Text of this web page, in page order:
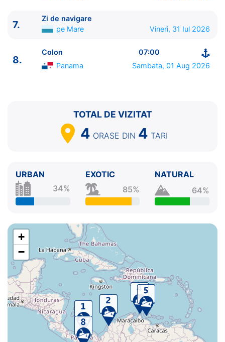
Zi de navigare pe Mare
4.
Oranjestad Aruba
6.
Zi de navigare
0:00 - 0:00
7. Zi de navigare pe Mare
0:00 - 0:00
7.
Zi de navigare
pe Mare
Vineri, 31 Iul 2026
8.
Colon
07:00
Panama
Sambata, 01 Aug 2026
TOTAL DE VIZITAT
4 ORASE DIN 4 TARI
URBAN
34%
EXOTIC
85%
NATURAL
64%
+
−